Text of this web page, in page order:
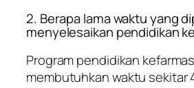
2. Berapa lama waktu yang
menyelesaikan pendidikan
Program pendidikan
membutuhkan waktu sekitar